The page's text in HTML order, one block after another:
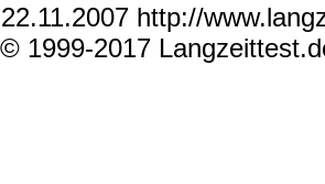
22.11.2007 http://
© 1999-2017